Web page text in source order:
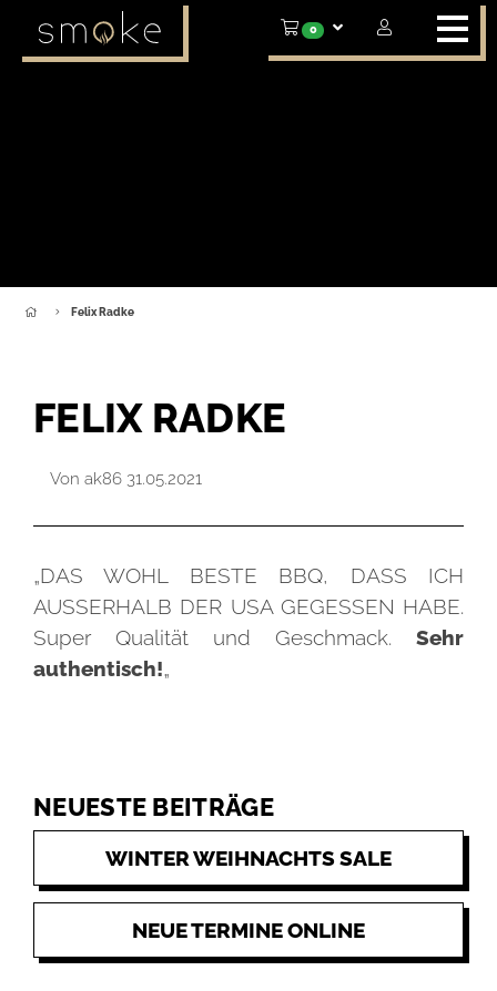
Felix Radke
FELIX RADKE
Von ak86 31.05.2021
„DAS WOHL BESTE BBQ, DASS ICH
AUSSERHALB DER USA GEGESSEN HABE.
Super Qualität und Geschmack. Sehr
authentisch!„
NEUESTE BEITRÄGE
WINTER WEIHNACHTS SALE
NEUE TERMINE ONLINE
0